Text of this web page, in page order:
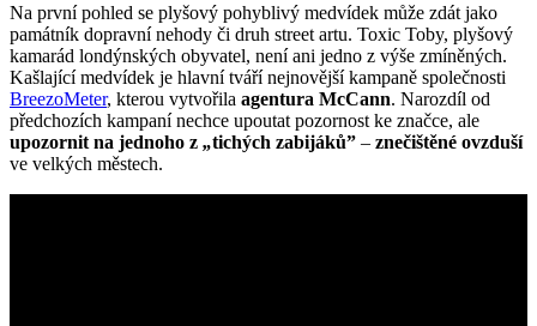
Na první pohled se plyšový pohyblivý medvídek může zdát jako
památník dopravní nehody či druh street artu. Toxic Toby, plyšový
kamarád londýnských obyvatel, není ani jedno z výše zmíněných.
Kašlající medvídek je hlavní tváří nejnovější kampaně společnosti
BreezoMeter, kterou vytvořila agentura McCann. Narozdíl od
předchozích kampaní nechce upoutat pozornost ke značce, ale
upozornit na jednoho z „tichých zabijáků” – znečištěné ovzduší
ve velkých městech.